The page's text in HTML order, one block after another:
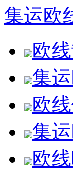
集运欧
欧
集
欧
集
欧